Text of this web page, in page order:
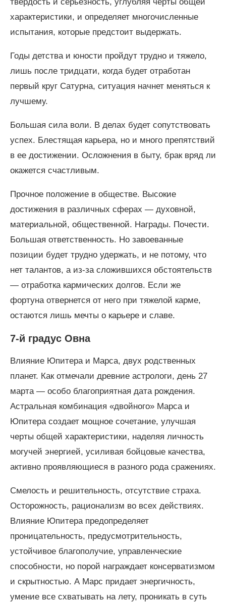
характеристики, и определяет многочисленные
испытания, которые предстоит выдержать.
Годы детства и юности пройдут трудно и тяжело,
лишь после тридцати, когда будет отработан
первый круг Сатурна, ситуация начнет меняться к
лучшему.
Большая сила воли. В делах будет сопутствовать
успех. Блестящая карьера, но и много препятствий
в ее достижении. Осложнения в быту, брак вряд ли
окажется счастливым.
Прочное положение в обществе. Высокие
достижения в различных сферах — духовной,
материальной, общественной. Награды. Почести.
Большая ответственность. Но завоеванные
позиции будет трудно удержать, и не потому, что
нет талантов, а из-за сложившихся обстоятельств
— отработка кармических долгов. Если же
фортуна отвернется от него при тяжелой карме,
остаются лишь мечты о карьере и славе.
7-й градус Овна
Влияние Юпитера и Марса, двух родственных
планет. Как отмечали древние астрологи, день 27
марта — особо благоприятная дата рождения.
Астральная комбинация «двойного» Марса и
Юпитера создает мощное сочетание, улучшая
черты общей характеристики, наделяя личность
могучей энергией, усиливая бойцовые качества,
активно проявляющиеся в разного рода сражениях.
Смелость и решительность, отсутствие страха.
Осторожность, рационализм во всех действиях.
Влияние Юпитера предопределяет
проницательность, предусмотрительность,
устойчивое благополучие, управленческие
способности, но порой награждает консерватизмом
и скрытностью. А Марс придает энергичность,
умение все схватывать на лету, проникать в суть